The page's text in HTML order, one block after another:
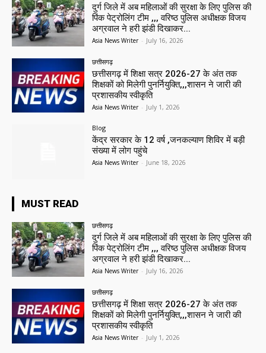
दुर्ग जिले में अब महिलाओं की सुरक्षा के लिए पुलिस की
पिंक पेट्रोलिंग टीम ,,, वरिष्ठ पुलिस अधीक्षक विजय
अग्रवाल ने हरी झंडी दिखाकर...
Asia News Writer - July 16, 2026
छत्तीसगढ़
छत्तीसगढ़ में शिक्षा सत्र 2026-27 के अंत तक
शिक्षकों को मिलेगी पुनर्नियुक्ति,,,शासन ने जारी की
प्रशासकीय स्वीकृति
Asia News Writer - July 1, 2026
Blog
केंद्र सरकार के 12 वर्ष ,जनकल्याण शिविर में बड़ी
संख्या में लोग पहुंचे
Asia News Writer - June 18, 2026
MUST READ
छत्तीसगढ़
दुर्ग जिले में अब महिलाओं की सुरक्षा के लिए पुलिस की
पिंक पेट्रोलिंग टीम ,,, वरिष्ठ पुलिस अधीक्षक विजय
अग्रवाल ने हरी झंडी दिखाकर...
Asia News Writer - July 16, 2026
छत्तीसगढ़
छत्तीसगढ़ में शिक्षा सत्र 2026-27 के अंत तक
शिक्षकों को मिलेगी पुनर्नियुक्ति,,,शासन ने जारी की
प्रशासकीय स्वीकृति
Asia News Writer - July 1, 2026